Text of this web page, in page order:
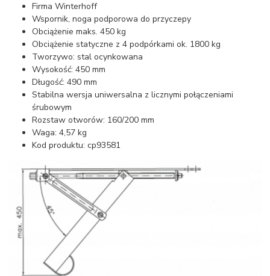
Firma Winterhoff
Wspornik, noga podporowa do przyczepy
Obciążenie maks. 450 kg
Obciążenie statyczne z 4 podpórkami ok. 1800 kg
Tworzywo: stal ocynkowana
Wysokość: 450 mm
Długość: 490 mm
Stabilna wersja uniwersalna z licznymi połączeniami
śrubowym
Rozstaw otworów: 160/200 mm
Waga: 4,57 kg
Kod produktu: cp93581